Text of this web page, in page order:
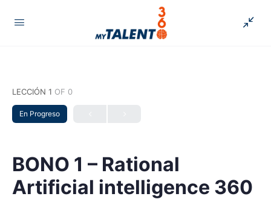
LECCIÓN 1 OF 0
En Progreso
BONO 1 – Rational
Artificial intelligence 360